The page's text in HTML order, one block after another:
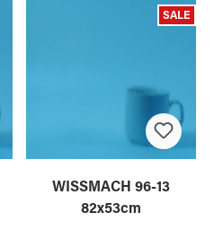
SALE
WISSMACH 96-13
82x53cm